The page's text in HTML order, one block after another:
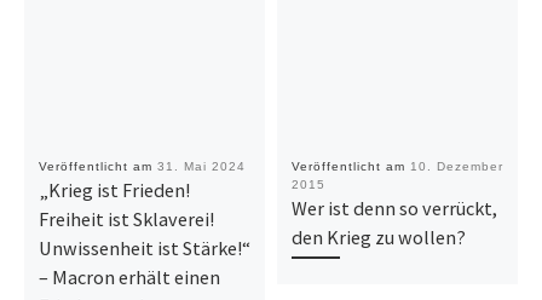
Veröffentlicht am 31. Mai 2024
„Krieg ist Frieden!
Freiheit ist Sklaverei!
Unwissenheit ist Stärke!“
– Macron erhält einen
Veröffentlicht am 10. Dezember
2015
Wer ist denn so verrückt,
den Krieg zu wollen?